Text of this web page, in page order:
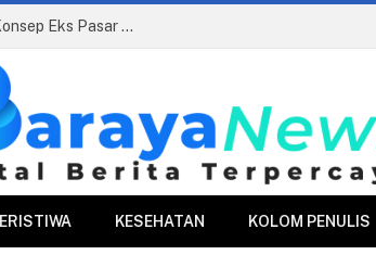
Pasar Merdeka Segera Beroperasi, PPJ Siapkan Relokasi Ratusan Pedagang dan PKL
KESEHATAN KOLOM PENULIS